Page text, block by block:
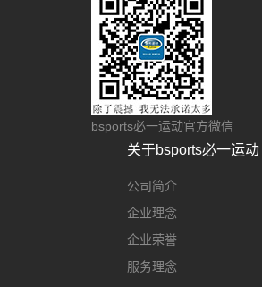
bsports必一运动官方微信
关于bsports必一运动
公司简介
企业理念
企业荣誉
服务理念